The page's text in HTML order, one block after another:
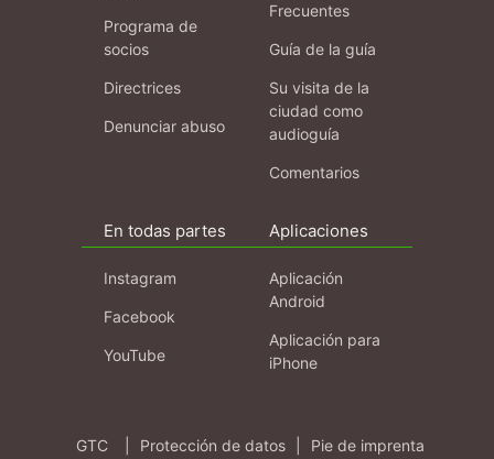
Programa de
socios
Directrices
Denunciar abuso
Frecuentes
Guía de la guía
Su visita de la
ciudad como
audioguía
Comentarios
En todas partes
Instagram
Facebook
YouTube
Aplicaciones
Aplicación
Android
Aplicación para
iPhone
GTC Protección de datos Pie de imprenta